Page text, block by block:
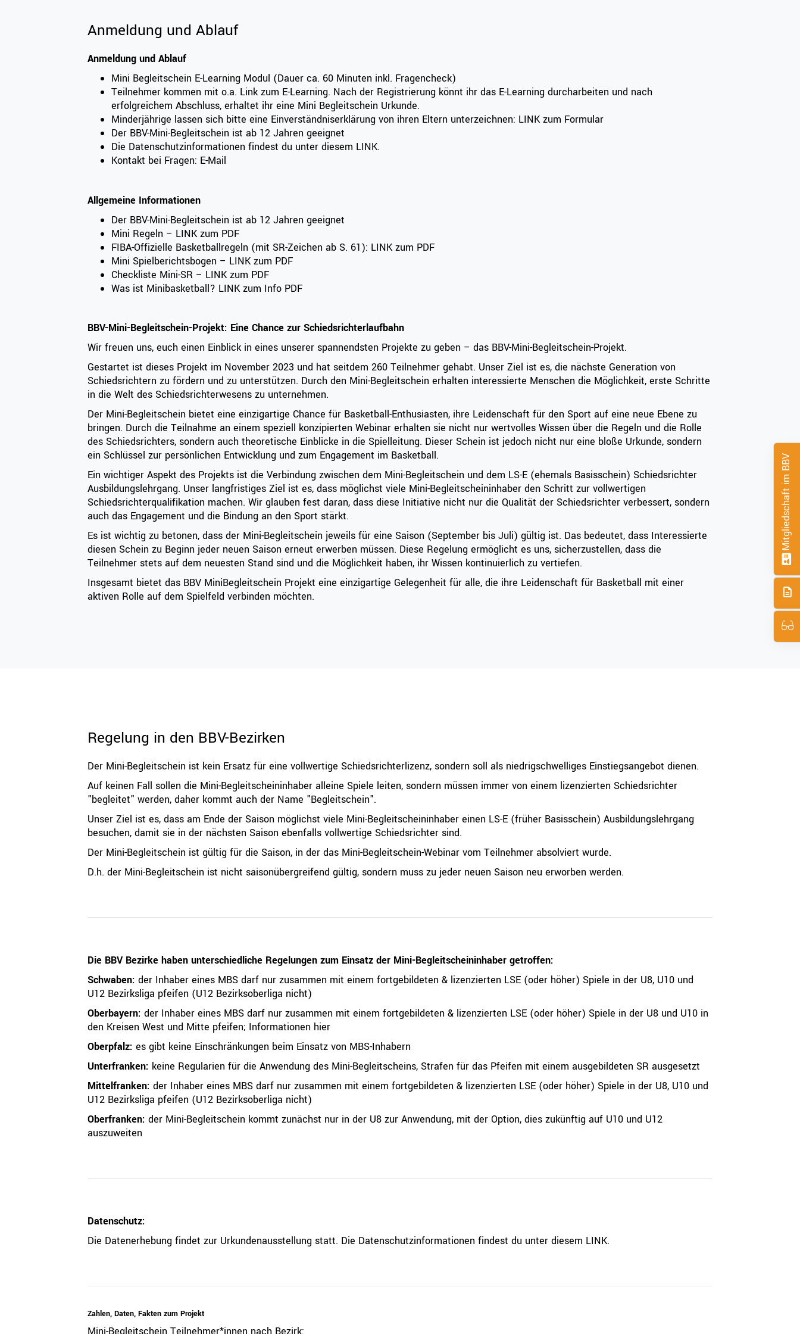
Anmeldung und Ablauf
Anmeldung und Ablauf
Mini Begleitschein E-Learning Modul (Dauer ca. 60 Minuten inkl. Fragencheck)
Teilnehmer kommen mit o.a. Link zum E-Learning. Nach der Registrierung könnt ihr das E-Learning durcharbeiten und nach
erfolgreichem Abschluss, erhaltet ihr eine Mini Begleitschein Urkunde.
Minderjährige lassen sich bitte eine Einverständniserklärung von ihren Eltern unterzeichnen: LINK zum Formular
Der BBV-Mini-Begleitschein ist ab 12 Jahren geeignet
Die Datenschutzinformationen findest du unter diesem LINK.
Kontakt bei Fragen: E-Mail
Allgemeine Informationen
Der BBV-Mini-Begleitschein ist ab 12 Jahren geeignet
Mini Regeln – LINKzum PDF
FIBA-Offizielle Basketballregeln (mit SR-Zeichen ab S. 61): LINKzum PDF
Mini Spielberichtsbogen – LINKzum PDF
Checkliste Mini-SR – LINKzum PDF
Was ist Minibasketball? LINKzum Info PDF
BBV-Mini-Begleitschein-Projekt: Eine Chance zur Schiedsrichterlaufbahn
Wir freuen uns, euch einen Einblick in eines unserer spannendsten Projekte zu geben – das BBV-Mini-Begleitschein-Projekt.
Gestartet ist dieses Projekt im November 2023 und hat seitdem 260 Teilnehmer gehabt. Unser Ziel ist es, die nächste Generation von
Schiedsrichtern zu fördern und zu unterstützen. Durch den Mini-Begleitschein erhalten interessierte Menschen die Möglichkeit, erste Schritte
in die Welt des Schiedsrichterwesens zu unternehmen.
Der Mini-Begleitschein bietet eine einzigartige Chance für Basketball-Enthusiasten, ihre Leidenschaft für den Sport auf eine neue Ebene zu
bringen. Durch die Teilnahme an einem speziell konzipierten Webinar erhalten sie nicht nur wertvolles Wissen über die Regeln und die Rolle
des Schiedsrichters, sondern auch theoretische Einblicke in die Spielleitung. Dieser Schein ist jedoch nicht nur eine bloße Urkunde, sondern
ein Schlüssel zur persönlichen Entwicklung und zum Engagement im Basketball.
Ein wichtiger Aspekt des Projekts ist die Verbindung zwischen dem Mini-Begleitschein und dem LS-E (ehemals Basisschein) Schiedsrichter
Ausbildungslehrgang. Unser langfristiges Ziel ist es, dass möglichst viele Mini-Begleitscheininhaber den Schritt zur vollwertigen
Schiedsrichterqualifikation machen. Wir glauben fest daran, dass diese Initiative nicht nur die Qualität der Schiedsrichter verbessert, sondern
auch das Engagement und die Bindung an den Sport stärkt.
Es ist wichtig zu betonen, dass der Mini-Begleitschein jeweils für eine Saison (September bis Juli) gültig ist. Das bedeutet, dass Interessierte
diesen Schein zu Beginn jeder neuen Saison erneut erwerben müssen. Diese Regelung ermöglicht es uns, sicherzustellen, dass die
Teilnehmer stets auf dem neuesten Stand sind und die Möglichkeit haben, ihr Wissen kontinuierlich zu vertiefen.
Insgesamt bietet das BBV MiniBegleitschein Projekt eine einzigartige Gelegenheit für alle, die ihre Leidenschaft für Basketball mit einer
aktiven Rolle auf dem Spielfeld verbinden möchten.
Regelung in den BBV-Bezirken
Der Mini-Begleitschein ist kein Ersatz für eine vollwertige Schiedsrichterlizenz, sondern soll als niedrigschwelliges Einstiegsangebot dienen.
Auf keinen Fall sollen die Mini-Begleitscheininhaber alleine Spiele leiten, sondern müssen immer von einem lizenzierten Schiedsrichter
"begleitet" werden, daher kommt auch der Name "Begleitschein".
Unser Ziel ist es, dass am Ende der Saison möglichst viele Mini-Begleitscheininhaber einen LS-E (früher Basisschein) Ausbildungslehrgang
besuchen, damit sie in der nächsten Saison ebenfalls vollwertige Schiedsrichter sind.
Der Mini-Begleitschein ist gültig für die Saison, in der das Mini-Begleitschein-Webinar vom Teilnehmer absolviert wurde.
D.h. der Mini-Begleitschein ist nicht saisonübergreifend gültig, sondern muss zu jeder neuen Saison neu erworben werden.
Die BBV Bezirke haben unterschiedliche Regelungen zum Einsatz der Mini-Begleitscheininhaber getroffen:
Schwaben: der Inhaber eines MBS darf nur zusammen mit einem fortgebildeten & lizenzierten LSE (oder höher) Spiele in der U8, U10 und
U12 Bezirksliga pfeifen (U12 Bezirksoberliga nicht)
Oberbayern: der Inhaber eines MBS darf nur zusammen mit einem fortgebildeten & lizenzierten LSE (oder höher) Spiele in der U8 und U10 in
den Kreisen West und Mitte pfeifen; Informationen hier
Oberpfalz: es gibt keine Einschränkungen beim Einsatz von MBS-Inhabern
Unterfranken: keine Regularien für die Anwendung des Mini-Begleitscheins, Strafen für das Pfeifen mit einem ausgebildeten SR ausgesetzt
Mittelfranken: der Inhaber eines MBS darf nur zusammen mit einem fortgebildeten & lizenzierten LSE (oder höher) Spiele in der U8, U10 und
U12 Bezirksliga pfeifen (U12 Bezirksoberliga nicht)
Oberfranken: der Mini-Begleitschein kommt zunächst nur in der U8 zur Anwendung, mit der Option, dies zukünftig auf U10 und U12
auszuweiten
Datenschutz:
Die Datenerhebung findet zur Urkundenausstellung statt. Die Datenschutzinformationen findest du unter diesem LINK.
Zahlen, Daten, Fakten zum Projekt
Mitgliedschaft im BBV